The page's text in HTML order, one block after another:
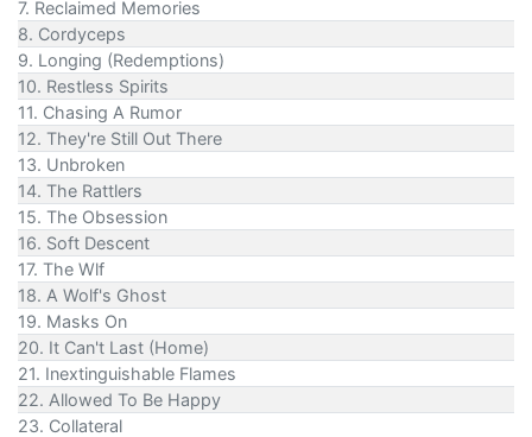
7. Reclaimed Memories
8. Cordyceps
9. Longing (Redemptions)
10. Restless Spirits
11. Chasing A Rumor
12. They're Still Out There
13. Unbroken
14. The Rattlers
15. The Obsession
16. Soft Descent
17. The Wlf
18. A Wolf's Ghost
19. Masks On
20. It Can't Last (Home)
21. Inextinguishable Flames
22. Allowed To Be Happy
23. Collateral